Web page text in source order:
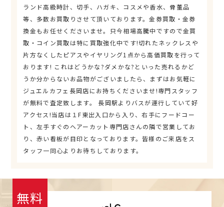
ランド高級時計、切手、ハガキ、コスメや香水、骨董品
等、多数お買取りさせて頂いております。金券買取・金券
換金もお任せくださいませ。只今相場高騰中ですので金買
取・コイン買取は特に買取強化中です!切れたネックレスや
片方なくしたピアスやイヤリング1点から高価買取を行って
おります! これはどうかな?ダメかな?といった売れるかど
うか分からないお品物がございましたら、まずはお気軽に
ジュエルカフェ長岡店にお持ちくださいませ!専門スタッフ
が無料で査定致します。 長岡駅よりバスが運行していて好
アクセス!当店は１F東出入口から入り、右手にフードコー
ト、左手すぐのヘアーカット専門店さんの隣で営業してお
り、赤い看板が目印となっております。皆様のご来店をス
タッフ一同心よりお待ちしております。
無料